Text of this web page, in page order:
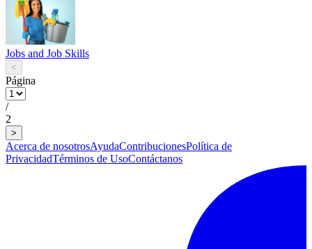
Jobs and Job Skills
<
Página
/
2
>
Acerca de nosotrosAyudaContribucionesPolítica de
PrivacidadTérminos de UsoContáctanos